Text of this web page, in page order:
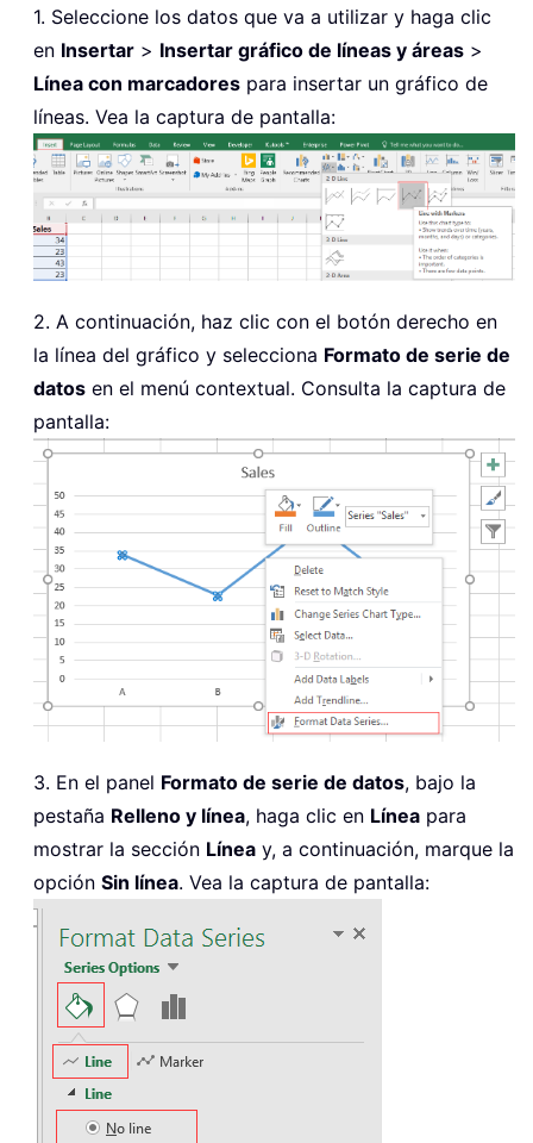
1. Seleccione los datos que va a utilizar y haga clic
en Insertar > Insertar gráfico de líneas y áreas >
Línea con marcadores para insertar un gráfico de
líneas. Vea la captura de pantalla:
2. A continuación, haz clic con el botón derecho en
la línea del gráfico y selecciona Formato de serie de
datos en el menú contextual. Consulta la captura de
pantalla:
3. En el panel Formato de serie de datos, bajo la
pestaña Relleno y línea, haga clic en Línea para
mostrar la sección Línea y, a continuación, marque la
opción Sin línea. Vea la captura de pantalla: